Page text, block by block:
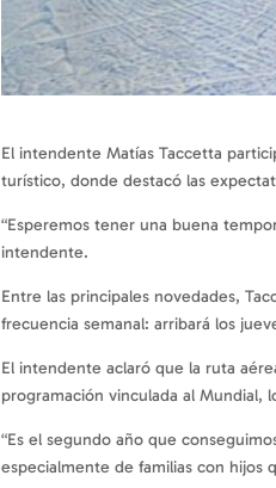
El intendente Matías Taccetta
turístico, donde destacó las
“Esperemos tener una buena
intendente.
Entre las principales novedades,
frecuencia semanal: arribará los
El intendente aclaró que la ruta
programación vinculada al Mundial,
“Es el segundo año que
especialmente de familias con hijos